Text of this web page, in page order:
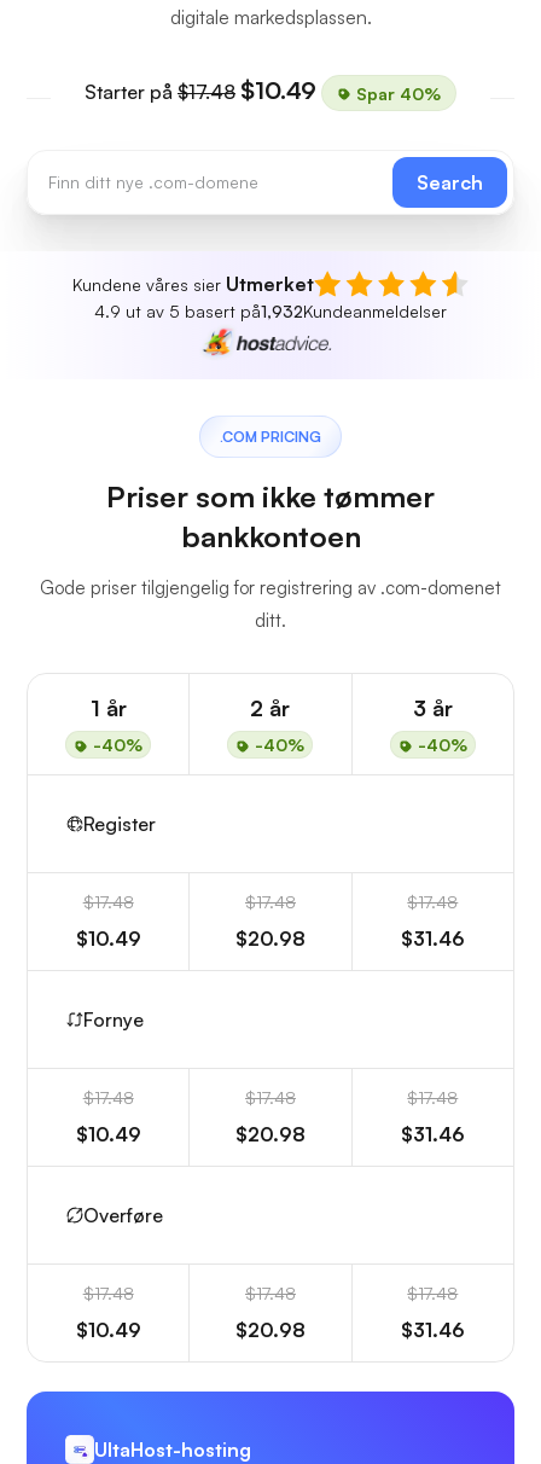
digitale markedsplassen.
Starter på $17.48 $10.49 Spar 40%
Search
Kundene våres sier Utmerket
4.9 ut av 5 basert på1,932Kundeanmeldelser
.COM PRICING
Priser som ikke tømmer
bankkontoen
Gode priser tilgjengelig for registrering av .com-domenet
ditt.
1 år
-40%
2 år
-40%
3 år
-40%
Register
$17.48
$10.49
$17.48
$20.98
$17.48
$31.46
Fornye
$17.48
$10.49
$17.48
$20.98
$17.48
$31.46
Overføre
$17.48
$10.49
$17.48
$20.98
$17.48
$31.46
UltaHost-hosting